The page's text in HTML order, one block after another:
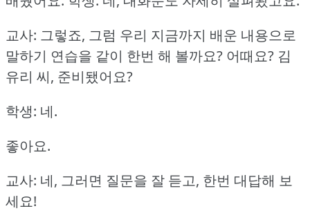
교사: 그렇죠, 그럼 우리 지금까지 배운 내용으로
말하기 연습을 같이 한번 해 볼까요? 어때요? 김
유리 씨, 준비됐어요?
학생: 네.
좋아요.
교사: 네, 그러면 질문을 잘 듣고, 한번 대답해 보
세요!